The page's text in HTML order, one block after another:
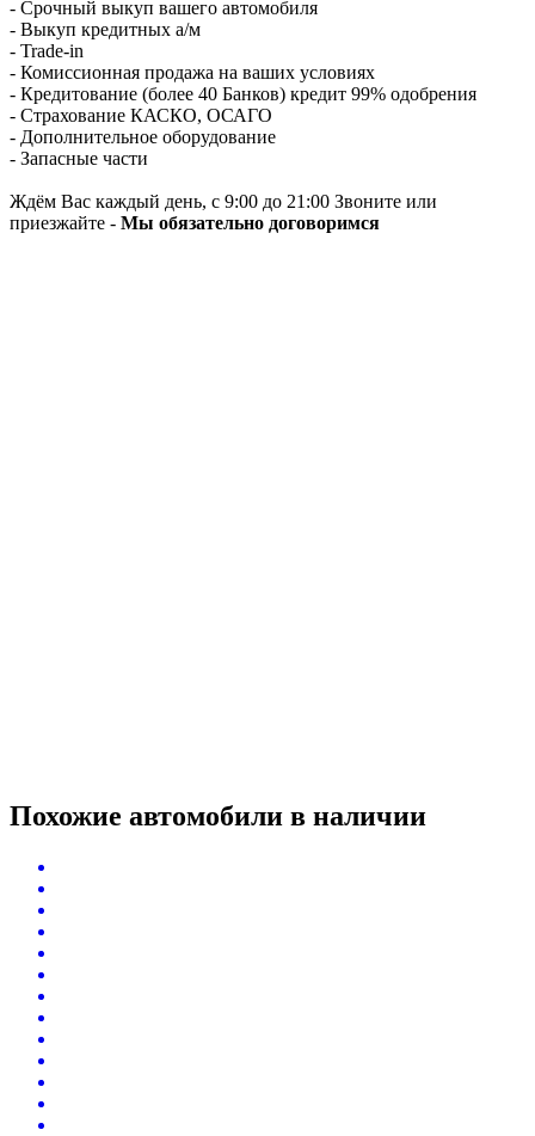
- Срочный выкуп вашего автомобиля
- Выкуп кредитных а/м
- Trade-in
- Комиссионная продажа на ваших условиях
- Кредитование (более 40 Банков) кредит 99% одобрения
- Страхование КАСКО, ОСАГО
- Дополнительное оборудование
- Запасные части
Ждём Вас каждый день, с 9:00 до 21:00 Звоните или
приезжайте - Мы обязательно договоримся
Похожие автомобили в наличии